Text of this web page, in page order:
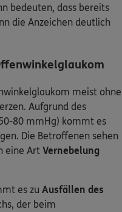
bedeuten, dass bereits
die Anzeichen deutlich
meist ohne
Aufgrund des
80 mmHg) kommt es
Die Betroffenen sehen
eine Art Vernebelung
es zu Ausfällen des
der beim